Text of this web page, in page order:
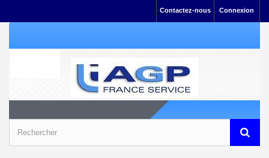
Connexion
Contactez-nous